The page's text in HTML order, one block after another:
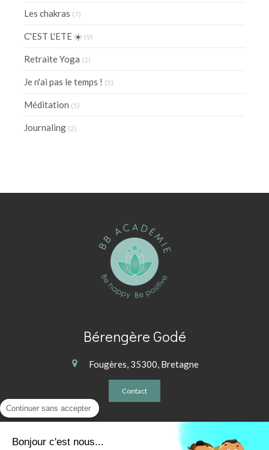
Les chakras (7)
C'EST L'ETE ☀️ (9)
Retraite Yoga (2)
Je n'ai pas le temps ! (5)
Méditation (5)
Journaling (2)
Bérengère Godé
Fougères, 35300, Bretagne
Contact
Mentions légales
Continuer sans accepter
Bonjour c'est nous...